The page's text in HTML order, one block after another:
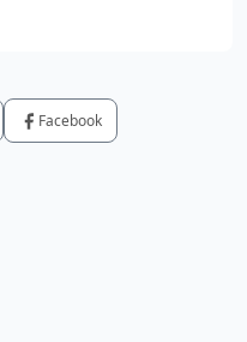
Facebook